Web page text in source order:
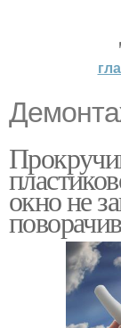
окно не